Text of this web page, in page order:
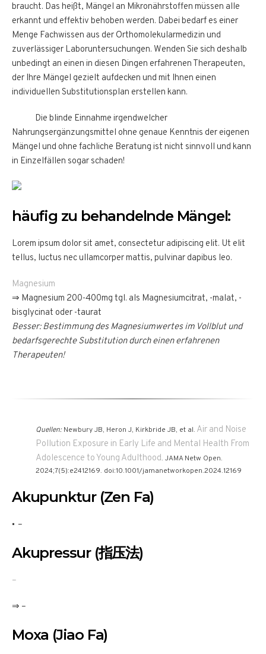
braucht. Das heißt, Mängel an Mikronährstoffen müssen alle
erkannt und effektiv behoben werden. Dabei bedarf es einer
Menge Fachwissen aus der Orthomolekularmedizin und
zuverlässiger Laboruntersuchungen. Wenden Sie sich deshalb
unbedingt an einen in diesen Dingen erfahrenen Therapeuten,
der Ihre Mängel gezielt aufdecken und mit Ihnen einen
individuellen Substitutionsplan erstellen kann.
Die blinde Einnahme irgendwelcher
Nahrungsergänzungsmittel ohne genaue Kenntnis der eigenen
Mängel und ohne fachliche Beratung ist nicht sinnvoll und kann
in Einzelfällen sogar schaden!
häufig zu behandelnde Mängel:
Lorem ipsum dolor sit amet, consectetur adipiscing elit. Ut elit
tellus, luctus nec ullamcorper mattis, pulvinar dapibus leo.
Magnesium
⇒ Magnesium 200-400mg tgl. als Magnesiumcitrat, -malat, -
bisglycinat oder -taurat
Besser: Bestimmung des Magnesiumwertes im Vollblut und
bedarfsgerechte Substitution durch einen erfahrenen
Therapeuten!
Quellen:Newbury JB, Heron J, Kirkbride JB, et al. Air and Noise
Pollution Exposure in Early Life and Mental Health From
Adolescence to Young Adulthood. JAMA Netw Open.
2024;7(5):e2412169. doi:10.1001/jamanetworkopen.2024.12169
Akupunktur (Zen Fa)
–
Akupressur (指压法)
–
⇒ –
Moxa (Jiao Fa)